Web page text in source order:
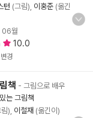
턴 (그림), 이홍준 (옮긴
월
10.0
변경
책 - 그림으로 배우
는 그림책
), 이철재 (옮긴이)